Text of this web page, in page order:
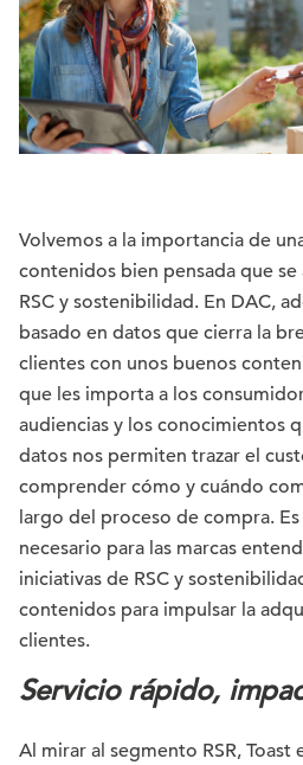
Volvemos a la importancia de
contenidos bien pensada que
RSC y sostenibilidad. En DAC,
basado en datos que cierra la
clientes con unos buenos
que les importa a los
audiencias y los conocimientos
datos nos permiten trazar el
comprender cómo y cuándo
largo del proceso de compra.
necesario para las marcas
iniciativas de RSC y
contenidos para impulsar la
clientes.
Servicio rápido,
Al mirar al segmento RSR,